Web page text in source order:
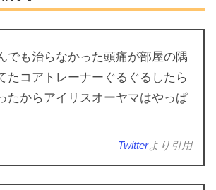
でも治らなかった頭痛が部屋の隅
たコアトレーナーぐるぐるしたら
たからアイリスオーヤマはやっぱ
Twitterより引用